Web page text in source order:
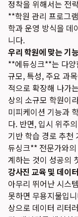
정착을 위해서는 전
**학원 관리 프로그
학과 운영 방식을 데
니다.
우리 학원에 맞는 기
**에듀싱크**는 다양
규모, 특성, 주요 과
적으로 확장해 나가
상의 소규모 학원이
미피케이션 기능과
다. 반면, 입시 위주
기반 학습 경로 추천
듀싱크** 전문가와
계하는 것이 성공의
강사진 교육 및 데이
아무리 뛰어난 시스
못하면 무용지물입
상으로 데이터 리터